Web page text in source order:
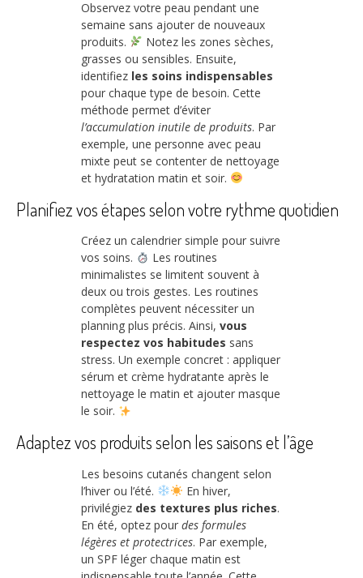
Observez votre peau pendant une
semaine sans ajouter de nouveaux
produits.
Notez les zones sèches,
grasses ou sensibles. Ensuite,
identifiez les soins indispensables
pour chaque type de besoin. Cette
méthode permet d’éviter
l’accumulation inutile de produits. Par
exemple, une personne avec peau
mixte peut se contenter de nettoyage
et hydratation matin et soir.
Planifiez vos étapes selon votre rythme quotidien
Créez un calendrier simple pour suivre
vos soins.
Les routines
minimalistes se limitent souvent à
deux ou trois gestes. Les routines
complètes peuvent nécessiter un
planning plus précis. Ainsi, vous
respectez vos habitudes sans
stress. Un exemple concret : appliquer
sérum et crème hydratante après le
nettoyage le matin et ajouter masque
le soir.
Adaptez vos produits selon les saisons et l’âge
Les besoins cutanés changent selon
l’hiver ou l’été.
En hiver,
privilégiez des textures plus riches.
En été, optez pour des formules
légères et protectrices. Par exemple,
un SPF léger chaque matin est